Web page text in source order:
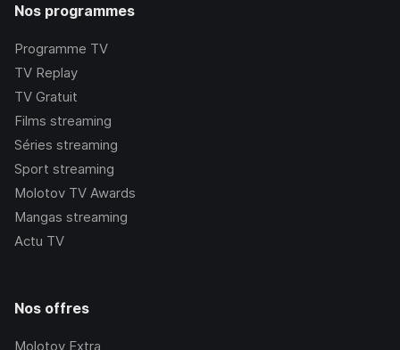
Nos programmes
Programme TV
TV Replay
TV Gratuit
Films streaming
Séries streaming
Sport streaming
Molotov TV Awards
Mangas streaming
Actu TV
Nos offres
Molotov Extra